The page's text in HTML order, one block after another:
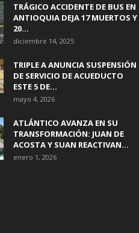
TRÁGICO ACCIDENTE DE BUS EN
ANTIOQUIA DEJA 17 MUERTOS Y
20...
diciembre 14, 2025
TRIPLE A ANUNCIA SUSPENSIÓN
DE SERVICIO DE ACUEDUCTO
ESTE 5 DE...
mayo 4, 2026
ATLÁNTICO AVANZA EN SU
TRANSFORMACIÓN: JUAN DE
ACOSTA Y SUAN REACTIVAN...
enero 1, 2026